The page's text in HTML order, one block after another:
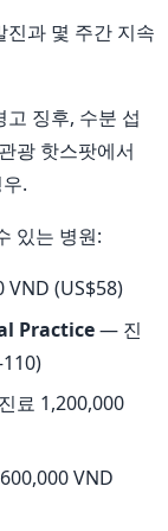
진과 몇 주간 지속
고 징후, 수분 섭
광 핫스팟에서
.
있는 병원:
(US$58)
Practice— 진
료 1,200,000
VND